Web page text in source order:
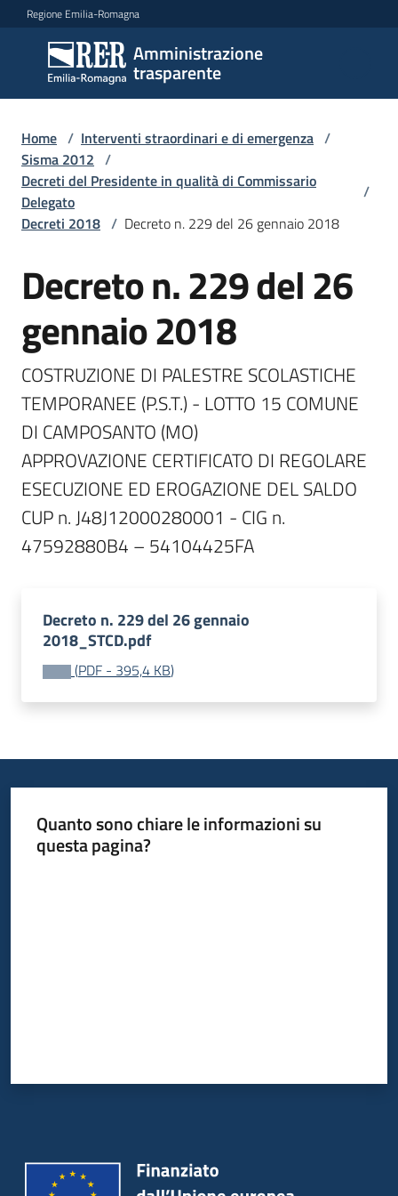
Vai al contenuto
Vai alla navigazione
Vai al footer
Regione Emilia-Romagna
Amministrazione
trasparente
Amministrazione
trasparente
Sottosezioni
Accesso
Home / Interventi straordinari e di emergenza /
Sisma 2012 /
Decreti del Presidente in qualità di Commissario
Delegato
/
Decreti 2018 / Decreto n. 229 del 26 gennaio 2018
Decreto n. 229 del 26
gennaio 2018
COSTRUZIONE DI PALESTRE SCOLASTICHE
TEMPORANEE (P.S.T.) - LOTTO 15 COMUNE
DI CAMPOSANTO (MO)
APPROVAZIONE CERTIFICATO DI REGOLARE
ESECUZIONE ED EROGAZIONE DEL SALDO
CUP n. J48J12000280001 - CIG n.
47592880B4 – 54104425FA
Decreto n. 229 del 26 gennaio
2018_STCD.pdf
(PDF - 395,4 KB)
Quanto sono chiare le informazioni su
questa pagina?